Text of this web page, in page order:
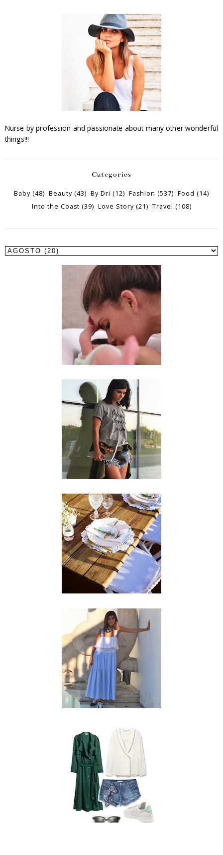
Nurse by profession and passionate about many other wonderful
things!!!
Categories
Baby (48) Beauty (43) By Dri (12) Fashion (537) Food (14)
Into the Coast (39) Love Story (21) Travel (108)